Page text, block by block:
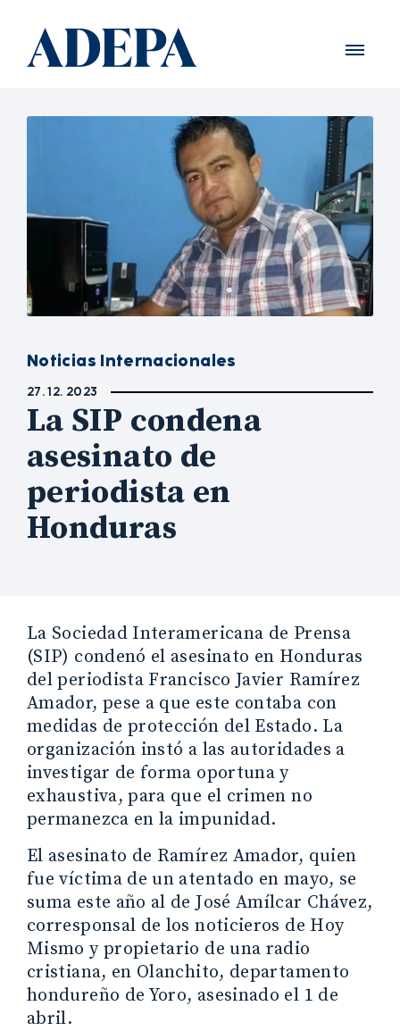
Noticias Internacionales
27. 12. 2023
La SIP condena
asesinato de
periodista en
Honduras
La Sociedad Interamericana de Prensa
(SIP) condenó el asesinato en Honduras
del periodista Francisco Javier Ramírez
Amador, pese a que este contaba con
medidas de protección del Estado. La
organización instó a las autoridades a
investigar de forma oportuna y
exhaustiva, para que el crimen no
permanezca en la impunidad.
El asesinato de Ramírez Amador, quien
fue víctima de un atentado en mayo, se
suma este año al de José Amílcar Chávez,
corresponsal de los noticieros de Hoy
Mismo y propietario de una radio
cristiana, en Olanchito, departamento
hondureño de Yoro, asesinado el 1 de
abril.